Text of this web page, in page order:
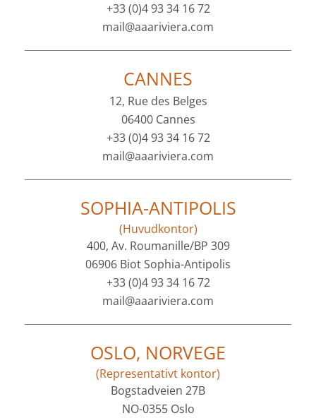
+33 (0)4 93 34 16 72
mail@aaariviera.com
CANNES
12, Rue des Belges
06400 Cannes
+33 (0)4 93 34 16 72
mail@aaariviera.com
SOPHIA-ANTIPOLIS
(Huvudkontor)
400, Av. Roumanille/BP 309
06906 Biot Sophia-Antipolis
+33 (0)4 93 34 16 72
mail@aaariviera.com
OSLO, NORVEGE
(Representativt kontor)
Bogstadveien 27B
NO-0355 Oslo